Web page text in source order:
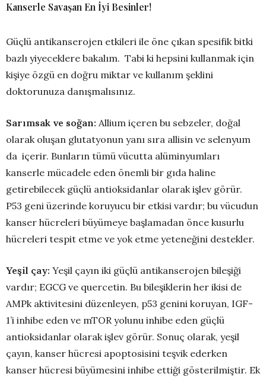
Kanserle Savaşan En İyi Besinler!
Güçlü antikanserojen etkileri ile öne çıkan spesifik bitki
bazlı yiyeceklere bakalım. Tabi ki hepsini kullanmak için
kişiye özgü en doğru miktar ve kullanım şeklini
doktorunuza danışmalısınız.
Sarımsak ve soğan: Allium içeren bu sebzeler, doğal
olarak oluşan glutatyonun yanı sıra allisin ve selenyum
da içerir. Bunların tümü vücutta alüminyumları
kanserle mücadele eden önemli bir gıda haline
getirebilecek güçlü antioksidanlar olarak işlev görür.
P53 geni üzerinde koruyucu bir etkisi vardır; bu vücudun
kanser hücreleri büyümeye başlamadan önce kusurlu
hücreleri tespit etme ve yok etme yeteneğini destekler.
Yeşil çay: Yeşil çayın iki güçlü antikanserojen bileşiği
vardır; EGCG ve quercetin. Bu bileşiklerin her ikisi de
AMPk aktivitesini düzenleyen, p53 genini koruyan, IGF-
1’i inhibe eden ve mTOR yolunu inhibe eden güçlü
antioksidanlar olarak işlev görür. Sonuç olarak, yeşil
çayın, kanser hücresi apoptosisini teşvik ederken
kanser hücresi büyümesini inhibe ettiği gösterilmiştir. Ek